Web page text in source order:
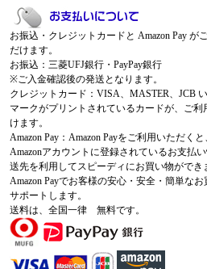
お振込・クレジットカードと Amazon Pay が
だけます。
お振込：三菱UFJ銀行・PayPay銀行
※ご入金確認後の発送となります。
クレジットカード：VISA、MASTER、JCB
マークがプリントされているカードが、ご利
けます。
Amazon Pay：Amazon Payをご利用いただく
Amazonアカウントに登録されているお支払
送先を利用してスピーディにお買い物ができ
Amazon Payでお客様の安心・安全・簡単な
サポートします。
送料は、全国一律 無料です。